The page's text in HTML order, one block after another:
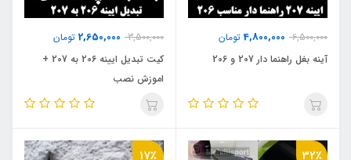
6,500,000
4,800,000تومان
آینه بغل راهنما دار 207 و 206
3,500,000
2,650,000 تومان
کیت تبدیل ایینه 206 به 207 +
اموزش نصب
32٪ 17٪